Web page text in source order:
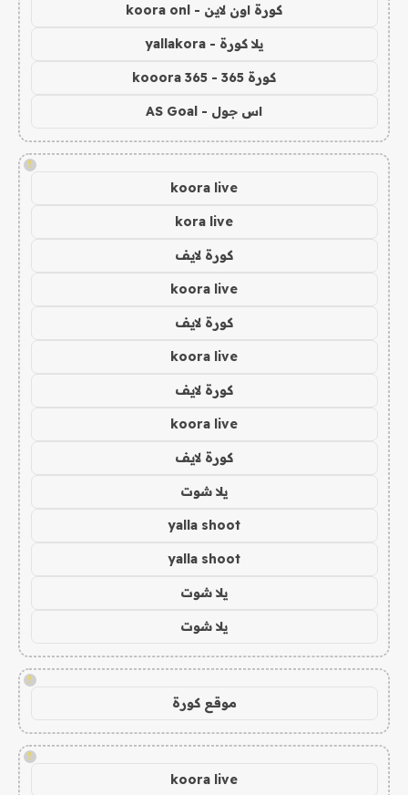
كورة اون لاين - koora onl
يلا كورة - yallakora
كورة 365 - kooora 365
اس جول - AS Goal
!
koora live
kora live
كورة لايف
koora live
كورة لايف
koora live
كورة لايف
koora live
كورة لايف
يلا شوت
yalla shoot
yalla shoot
يلا شوت
يلا شوت
!
موقع كورة
!
koora live